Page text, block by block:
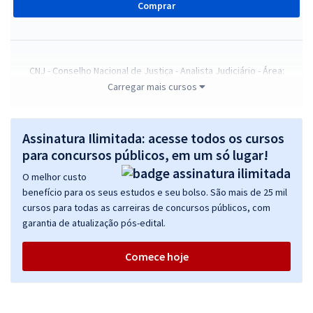
Comprar
CNJ - Conselho Nacional de Justiça - Analista Judiciário - Área:
Administrativa
31,99
Economize R$ 95,96 (-20%)
Comprar
CNJ - Conselho Nacional de Justiça - Analista Judiciário - Apoio
Especializado: Especialidade: Estatística
à vista
ou 12x deR$31,99
Carregar mais cursos
Assinatura Ilimitada: acesse todos os cursos
para concursos públicos, em um só lugar!
O melhor custo
benefício para os seus estudos e seu bolso. São mais de 25 mil
cursos para todas as carreiras de concursos públicos, com
garantia de atualização pós-edital.
Comece hoje